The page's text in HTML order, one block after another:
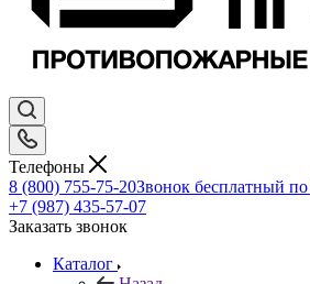
Телефоны
8 (800) 755-75-20Звонок бесплатный
+7 (987) 435-57-07
Заказать звонок
Каталог